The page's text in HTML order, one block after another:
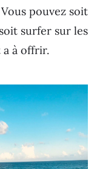
pouvez soit
surfer sur les
a à offrir.